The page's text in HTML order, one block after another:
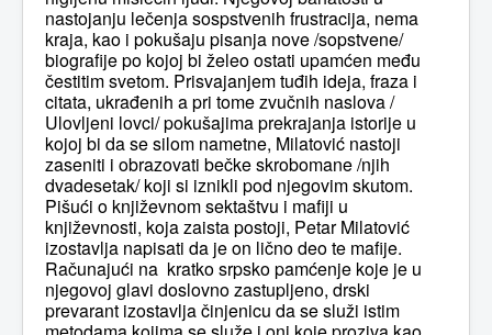
nastojanju lečenja sospstvenih frustracija, nema
kraja, kao i pokušaju pisanja nove /sopstvene/
biografije po kojoj bi želeo ostati upamćen među
čestitim svetom. Prisvajanjem tuđih ideja, fraza i
citata, ukrađenih a pri tome zvučnih naslova /
Ulovljeni lovci/ pokušajima prekrajanja istorije u
kojoj bi da se silom nametne, Milatović nastoji
zaseniti i obrazovati bečke skrobomane /njih
dvadesetak/ koji si iznikli pod njegovim skutom.
Pišući o književnom sektaštvu i mafiji u
književnosti, koja zaista postoji, Petar Milatović
izostavlja napisati da je on lično deo te mafije.
Računajući na kratko srpsko pamćenje koje je u
njegovoj glavi doslovno zastupljeno, drski
prevarant izostavlja činjenicu da se služi istim